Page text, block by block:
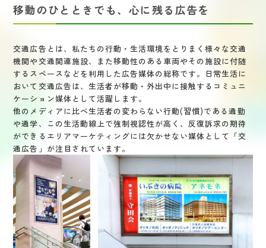
ご相談・お問い合わせ
アクセス
サイトマッププライバシーポリシー利用規約・サイトポリシー
移動のひとときでも、心に残る広告を
交通広告とは、私たちの行動・生活環境をとりまく様々な交通
機関や交通関連施設、また移動性のある車両やその施設に付随
するスペースなどを利用した広告媒体の総称です。日常生活に
おいて交通広告は、生活者が移動・外出中に接触するコミュニ
ケーション媒体として活躍します。
他のメディアに比べ生活者の変わらない行動(習慣)である通勤
や通学、この生活動線上で強制視認性が高く、反復訴求の期待
ができるエリアマーケティングには欠かせない媒体として「交
通広告」が注目されています。